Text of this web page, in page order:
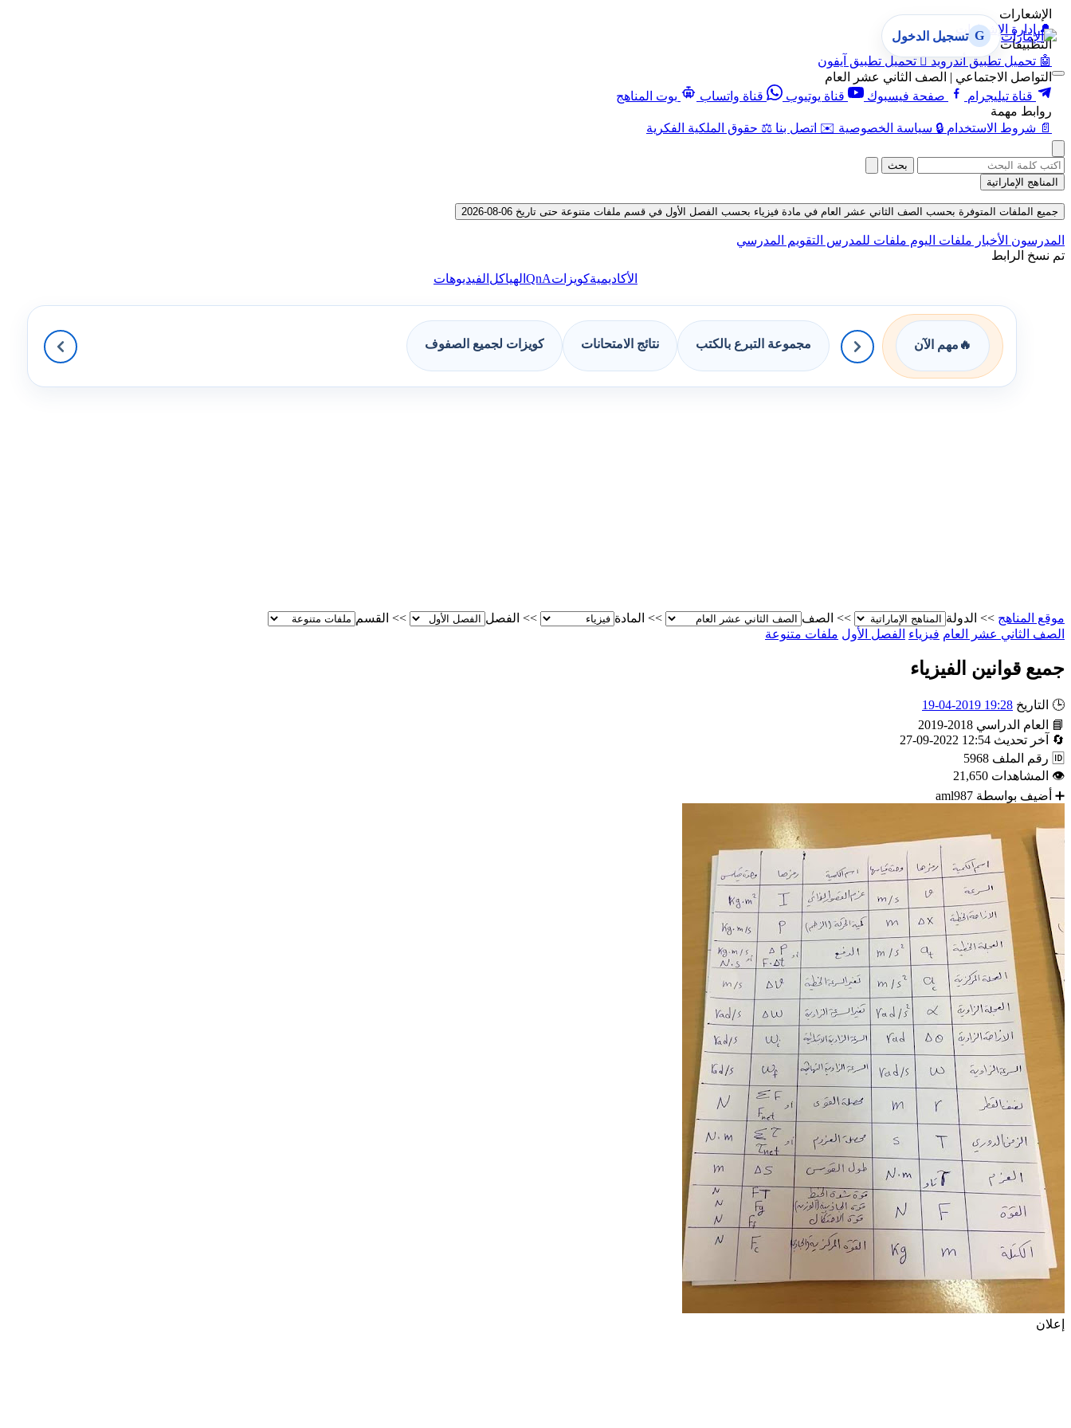
الإشعارات
🔔 إدارة الإشعارات
التطبيقات
🤖 تحميل تطبيق أندرويد  تحميل تطبيق آيفون
التواصل الاجتماعي | الصف الثاني عشر العام
قناة تيليجرام
صفحة فيسبوك قناة يوتيوب قناة واتساب
بوت المناهج
روابط مهمة
📄 شروط الاستخدام 🔒 سياسة الخصوصية ✉️ اتصل بنا ⚖️ حقوق الملكية الفكرية
G تسجيل الدخول
بحث
المناهج الإماراتية
جميع الملفات المتوفرة بحسب الصف الثاني عشر العام في مادة فيزياء بحسب الفصل الأول في قسم ملفات متنوعة حتى تاريخ 06-08-2026
المدرسون الأخبار ملفات اليوم ملفات للمدرس التقويم المدرسي
تم نسخ الرابط
الأكاديميةكويزاتQnA الهياكل الفيديوهات
🔥 مهم الآن مجموعة التبرع بالكتب نتائج الامتحانات كويزات لجميع الصفوف
موقع المناهج >> الدولة >> الصف >> المادة >> الفصل >> القسم
الصف الثاني عشر العام فيزياء الفصل الأول ملفات متنوعة
جميع قوانين الفيزياء
🕒 التاريخ 19:28 2019-04-19
📘
العام الدراسي 2018-2019
🔄
آخر تحديث 12:54 2022-09-27
🆔 رقم الملف 5968
👁 المشاهدات 21,650
➕ أضيف بواسطة aml987
إعلان